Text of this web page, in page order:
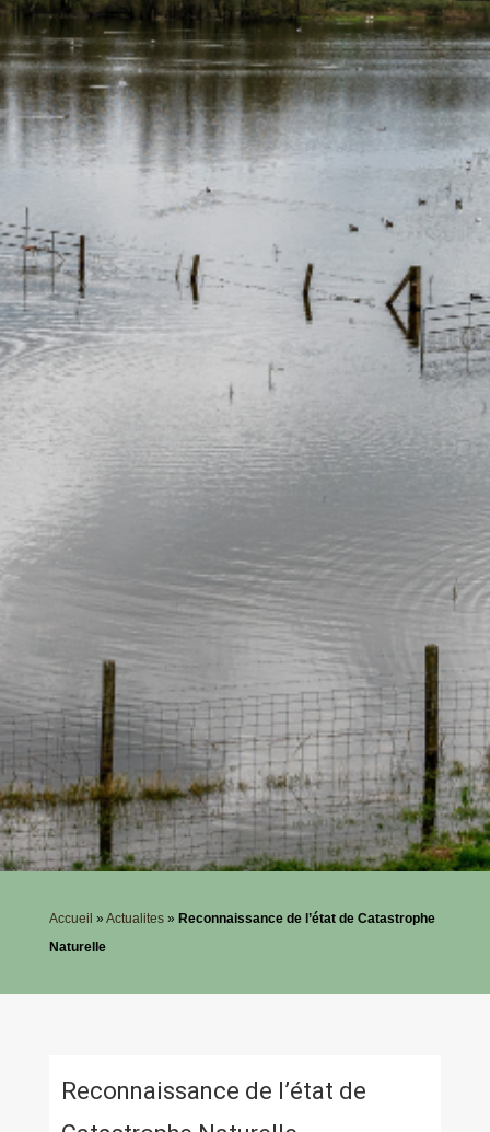
Accueil » Actualites» Reconnaissance de l’état de Catastrophe
Naturelle
Reconnaissance de l’état de